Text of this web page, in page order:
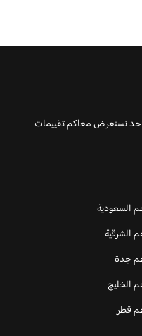
نستعرض معاكم تقييمات
السعودية
الشرقية
جدة
الخليج
قطر